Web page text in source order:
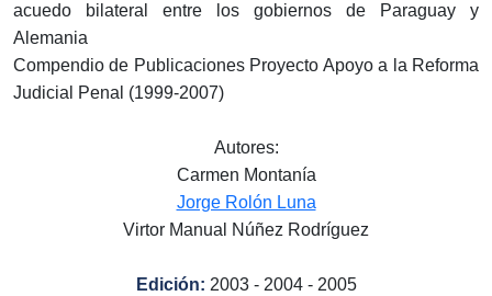
acuedo bilateral entre los gobiernos de Paraguay y
Alemania
Compendio de Publicaciones Proyecto Apoyo a la Reforma
Judicial Penal (1999-2007)
Autores:
Carmen Montanía
Jorge Rolón Luna
Virtor Manual Núñez Rodríguez
Edición: 2003 - 2004 - 2005